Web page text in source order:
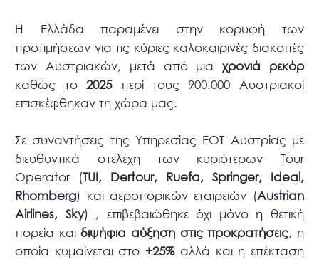
Η Ελλάδα παραμένει στην κορυφή των
προτιμήσεων για τις κύριες καλοκαιρινές διακοπές
των Αυστριακών, μετά από μιαχρονιά ρεκόρ
καθώς το2025περί τους 900.000 Αυστριακοί
επισκέφθηκαν τη χώρα μας.
Σε συναντήσεις της Υπηρεσίας ΕΟΤ Αυστρίας με
διευθυντικά στελέχη των κυριότερων Τour
Operator (TUI, Dertour, Ruefa, Springer, Ideal,
Rhomberg) και αεροπορικών εταιρειών (Austrian
Airlines, Sky) , επιβεβαιώθηκε όχι μόνο η θετική
πορεία καιδιψήφια αύξηση στις προκρατήσεις, η
οποία κυμαίνεται στο +25%αλλά και η επέκταση